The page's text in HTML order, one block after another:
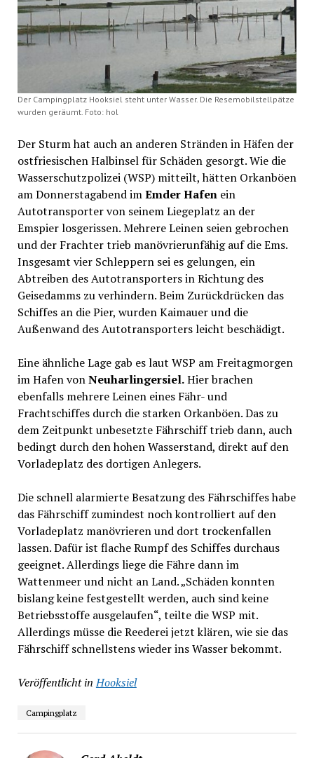
Der Campingplatz Hooksiel steht unter Wasser. Die Resemobilstellpätze
wurden geräumt. Foto: hol
Der Sturm hat auch an anderen Stränden in Häfen der
ostfriesischen Halbinsel für Schäden gesorgt. Wie die
Wasserschutzpolizei (WSP) mitteilt, hätten Orkanböen
am Donnerstagabend imEmder Hafen ein
Autotransporter von seinem Liegeplatz an der
Emspier losgerissen. Mehrere Leinen seien gebrochen
und der Frachter trieb manövrierunfähig auf die Ems.
Insgesamt vier Schleppern sei es gelungen, ein
Abtreiben des Autotransporters in Richtung des
Geisedamms zu verhindern. Beim Zurückdrücken das
Schiffes an die Pier, wurden Kaimauer und die
Außenwand des Autotransporters leicht beschädigt.
Eine ähnliche Lage gab es laut WSP am Freitagmorgen
im Hafen vonNeuharlingersiel.Hier brachen
ebenfalls mehrere Leinen eines Fähr- und
Frachtschiffes durch die starken Orkanböen. Das zu
dem Zeitpunkt unbesetzte Fährschiff trieb dann, auch
bedingt durch den hohen Wasserstand, direkt auf den
Vorladeplatz des dortigen Anlegers.
Die schnell alarmierte Besatzung des Fährschiffes habe
das Fährschiff zumindest noch kontrolliert auf den
Vorladeplatz manövrieren und dort trockenfallen
lassen. Dafür ist flache Rumpf des Schiffes durchaus
geeignet. Allerdings liege die Fähre dann im
Wattenmeer und nicht an Land. „Schäden konnten
bislang keine festgestellt werden, auch sind keine
Betriebsstoffe ausgelaufen“, teilte die WSP mit.
Allerdings müsse die Reederei jetzt klären, wie sie das
Fährschiff schnellstens wieder ins Wasser bekommt.
Veröffentlicht in Hooksiel
Campingplatz